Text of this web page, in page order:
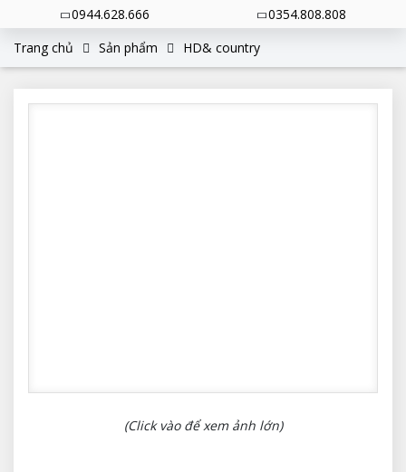
0944.628.666
0354.808.808
Trang chủ
Sản phẩm HD& country
(Click vào để xem ảnh lớn)